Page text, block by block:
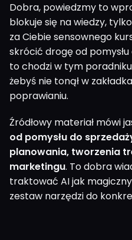
Dobra, powiedzmy to
blokuje się na wiedzy,
za Ciebie sensownego
skrócić drogę od pomysłu
to chodzi w tym
żebyś nie tonął w
poprawianiu.
Źródłowy materiał mówi
od pomysłu do
planowania, tworzenia
marketingu. To dobra
traktować AI jak
zestaw narzędzi do